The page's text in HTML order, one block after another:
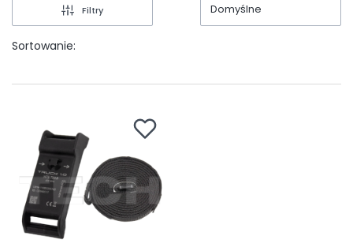
Filtry
Sortowanie:
Domyślne